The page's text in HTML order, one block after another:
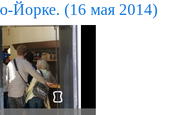
Йорке. (16 мая 2014)